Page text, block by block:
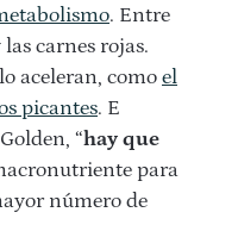
. Entre
carnes rojas.
aceleran, como el
picantes. E
“hay que
para
número de